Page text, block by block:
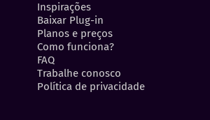
Inspirações
Baixar Plug-in
Planos e preços
Como funciona?
FAQ
Trabalhe conosco
Política de privacidade